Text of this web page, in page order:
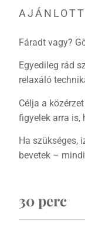
Fáradt vagy?
Egyedileg rád
relaxáló
Célja a
figyelek arra is,
Ha szükséges,
bevetek –
30 perc